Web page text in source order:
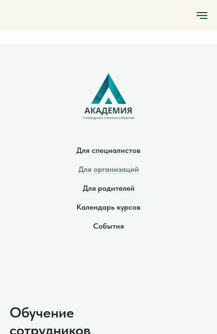
Для специалистов
Для организаций
Для родителей
Календарь курсов
События
Обучение
сотрудников